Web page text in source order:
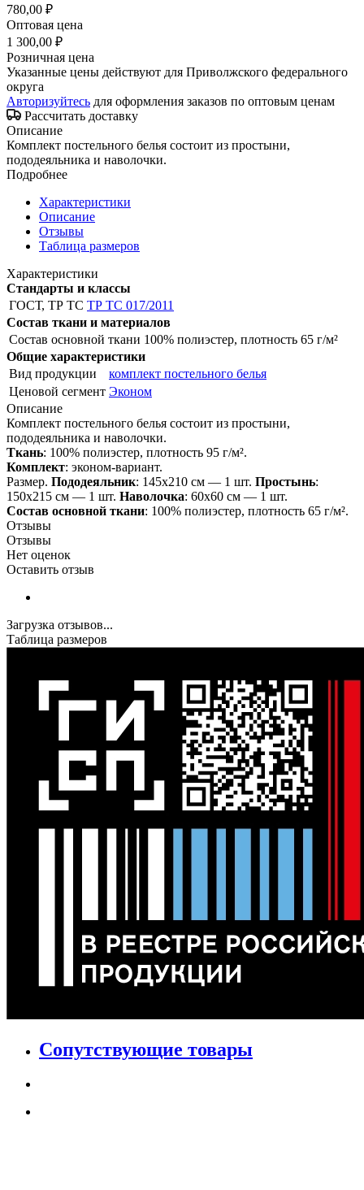
780,00 ₽
Оптовая цена
1 300,00 ₽
Розничная цена
Указанные цены действуют для Приволжского федерального
округа
Авторизуйтесь для оформления заказов по оптовым ценам
Рассчитать доставку
Описание
Комплект постельного белья состоит из простыни,
пододеяльника и наволочки.
Подробнее
Характеристики
Описание
Отзывы
Таблица размеров
Характеристики
Стандарты и классы
ГОСТ, ТР ТС ТР ТС 017/2011
Состав ткани и материалов
Состав основной ткани 100% полиэстер, плотность 65 г/м²
Общие характеристики
Вид продукции
комплект постельного белья
Ценовой сегмент Эконом
Описание
Комплект постельного белья состоит из простыни,
пододеяльника и наволочки.
Ткань: 100% полиэстер, плотность 95 г/м².
Комплект: эконом-вариант.
Размер. Пододеяльник: 145х210 см — 1 шт. Простынь:
150х215 см — 1 шт. Наволочка: 60х60 см — 1 шт.
Состав основной ткани: 100% полиэстер, плотность 65 г/м².
Отзывы
Отзывы
Нет оценок
Оставить отзыв
Загрузка отзывов...
Таблица размеров
Сопутствующие товары